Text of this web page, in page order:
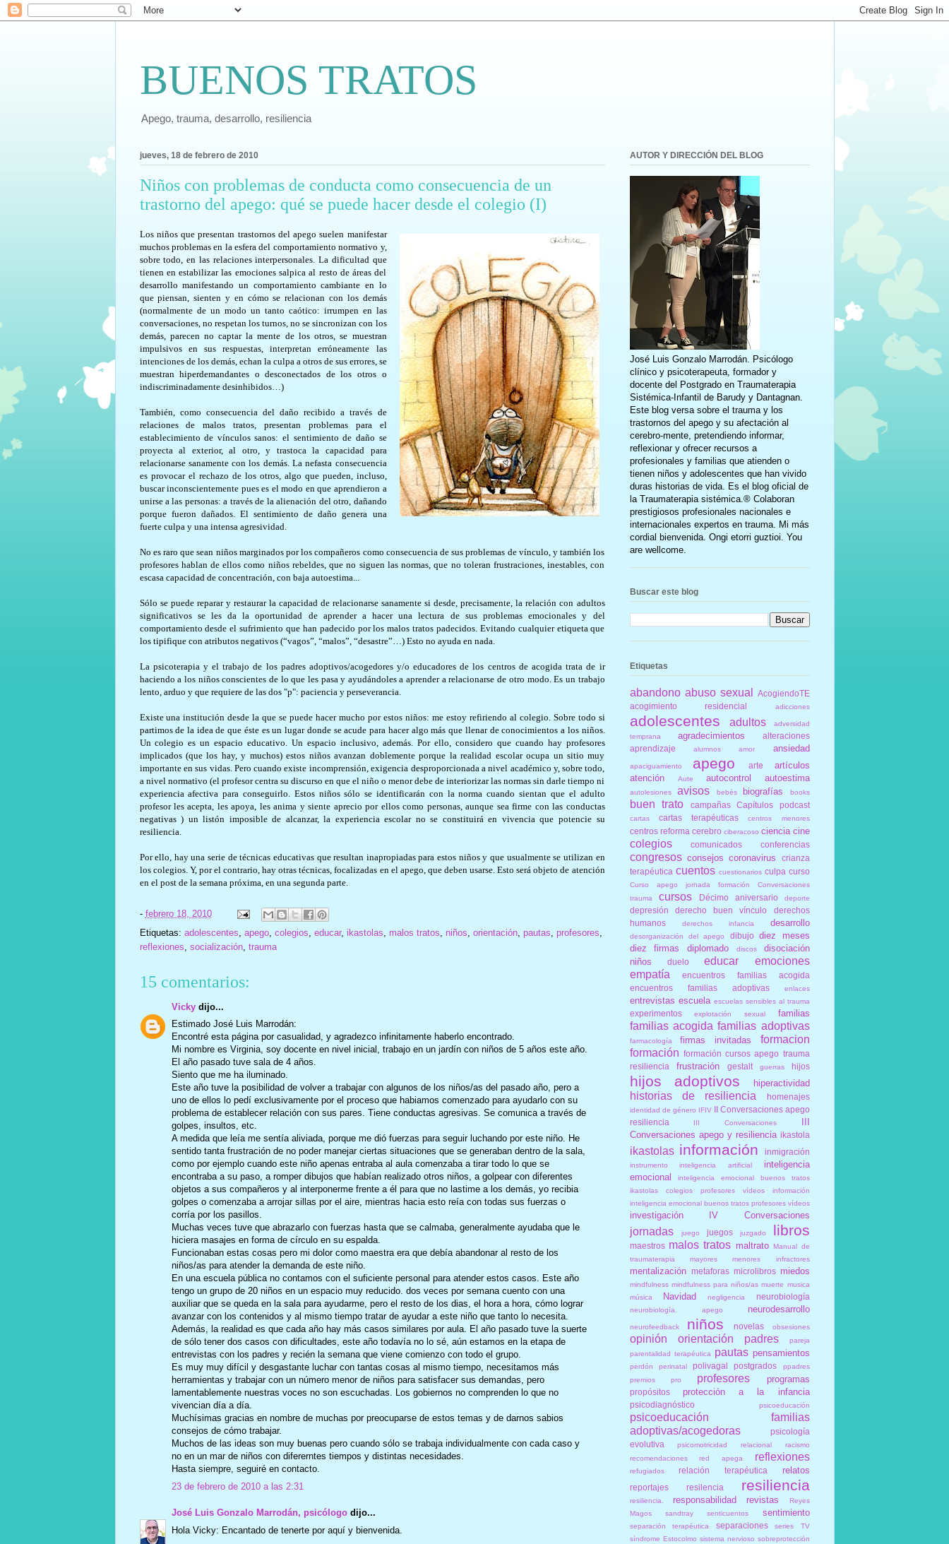
BUENOS TRATOS
Apego, trauma, desarrollo, resiliencia
jueves, 18 de febrero de 2010
Niños con problemas de conducta como consecuencia de un
trastorno del apego: qué se puede hacer desde el colegio (I)
Los niños que presentan trastornos del apego suelen manifestar
muchos problemas en la esfera del comportamiento normativo y,
sobre todo, en las relaciones interpersonales. La dificultad que
tienen en estabilizar las emociones salpica al resto de áreas del
desarrollo manifestando un comportamiento cambiante en lo
que piensan, sienten y en cómo se relacionan con los demás
(normalmente de un modo un tanto caótico: irrumpen en las
conversaciones, no respetan los turnos, no se sincronizan con los
demás, parecen no captar la mente de los otros, se muestran
impulsivos en sus respuestas, interpretan erróneamente las
intenciones de los demás, echan la culpa a otros de sus errores, se
muestran hiperdemandantes o desconectados de los otros o
indiscriminadamente desinhibidos…)
También, como consecuencia del daño recibido a través de
relaciones de malos tratos, presentan problemas para el
establecimiento de vínculos sanos: el sentimiento de daño se
proyecta al exterior, al otro, y trastoca la capacidad para
relacionarse sanamente con los demás. La nefasta consecuencia
es provocar el rechazo de los otros, algo que pueden, incluso,
buscar inconscientemente pues es el modo en que aprendieron a
unirse a las personas: a través de la alienación del otro, dañando
porque fueron dañados. El sentimiento de daño genera una
fuerte culpa y una intensa agresividad.
No es raro que sean niños marginados por los compañeros como consecuencia de sus problemas de vínculo, y también los
profesores hablan de ellos como niños rebeldes, que no siguen las normas, que no toleran frustraciones, inestables, con
escasa capacidad de concentración, con baja autoestima...
Sólo se puede reparar y restaurar la capacidad de relacionarse sanamente si desde, precisamente, la relación con adultos
significativos se les da la oportunidad de aprender a hacer una lectura de sus problemas emocionales y del
comportamiento desde el sufrimiento que han padecido por los malos tratos padecidos. Evitando cualquier etiqueta que
los tipifique con atributos negativos (“vagos”, “malos”, “desastre”…) Esto no ayuda en nada.
La psicoterapia y el trabajo de los padres adoptivos/acogedores y/o educadores de los centros de acogida trata de ir
haciendo a los niños conscientes de lo que les pasa y ayudándoles a aprender a relacionarse de otro modo. Es un trabajo
lento, arduo y que requiere de las dos "p": paciencia y perseverancia.
Existe una institución desde la que se puede hacer mucho por estos niños: me estoy refiriendo al colegio. Sobre todo si
partimos de la idea de que éste es un lugar donde se acude para hacer algo más que llenar de conocimientos a los niños.
Un colegio es un espacio educativo. Un espacio inclusivo, además. Por ello, considero que cuando hay profesores
implicados (que los hay, y muchos) estos niños avanzan doblemente porque la realidad escolar ocupa un sitio muy
importante en sus vidas. Pero cuando existe incomprensión, exigencia desproporcionada a nivel académico y, sobre todo,
a nivel normativo (el profesor centra su discurso en que el niño o menor debe de interiorizar las normas sin darle tiempo ni
experiencia afectiva para conseguirlo. Estos niños sólo se identificarán con la norma cuando sientan que el adulto
profesor les acepta, les apoya, les anima y siente aprecio por ellos como personas, aunque sea firme con las conductas
negativas ) un listón imposible de alcanzar, la experiencia escolar no se constituirá en vivencia que potencie su
resiliencia.
Por ello, hay una serie de técnicas educativas que resultan inapropiadas para estos niños y que usualmente se utilizan en
los colegios. Y, por el contrario, hay otras técnicas, focalizadas en el apego, que deben usarse. Esto será objeto de atención
en el post de la semana próxima, en una segunda parte.
- febrero 18, 2010
Etiquetas: adolescentes apego, colegios educar, ikastolas malos tratos niños orientación, pautas profesores
reflexiones socialización, trauma
15 comentarios:
Vickydijo...
Estimado José Luis Marrodán:
Encontré esta página por casualidad, y agradezco infinitamente haberlo encontrado.
Mi nombre es Virginia, soy docente en nivel inicial, trabajo en un jardín con niños de 5 años este año.
El año pasado tuve sala de 4 años.
Siento que me ha iluminado.
Este año tuve la posibilidad de volver a trabajar con algunos de los niños/as del pasado año, pero a
uno de ellos lo pedí exclusivamente por el proceso que habiamos comenzado para ayudarlo con su
problema de establecer relación con sus pares. Tiene conductas agresivas. Se comunica a través de
golpes, insultos, etc.
A medida que leía me sentía aliviada, porque me dió fuerzas para seguir luchando por este niño. He
sentido tanta frustración de no poder manejar ciertas situaciones que se generaban dentro de la sala,
como por ejemplo cuando este niño apenas entraba al aula comenzaba a tirar todo lo que se
encontraba a su paso, a romper dibujos que habían realizado otros niños, a golpear con diferentes
objetos a sus compañeros y al interponerme frente a él para que no lastime a los demás, yo recibia
golpes o comenzaba a arrojar sillas por el aire, mientras hacia esto reía con todas sus fuerzas o
corría por los pasillos.
Muchas veces tuve que abrazarlo con fuerzas hasta que se calmaba, generalmente ayudaba que le
hiciera masajes en forma de círculo en su espalda.
Funcionaban estas cosas pero mi dolor como maestra era que debía abandonar al resto de los
niños/as para atender la demanda de este niño.
En una escuela pública no contamos con el suficiente personal para atender estos casos. Este año
tengo un grupo de 20 niños en un espacio muy reducido. dos veces por semana cuento con una
auxiliar que se queda en la sala para ayudarme, pero el resto de los dias, el hora a hora, cómo lograr
avanzar con los contenidos y al mismo tiempo tratar de ayudar a este niño que tanto lo necesita.
Además, la realidad es que cada año hay más casos similares por aula. El año pasado tuve la suerte
de sólo tener dos casos con dificultades, este año todavía no lo sé, aún estamos en la etapa de
entrevistas con los padres y recién la semana que viene comienzo con todo el grupo.
Es muy muy difícil y desgastante luchar con tantas cosas al mismo tiempo, necesitamos más
herramientas y trabajar con un número menor de niños para satisfacer sus demandas, pero
lamentablemente nuestras voces no son escuchadas. Los gobiernos no comprenden lo que no
vivencian día a día.
Muchísimas gracias en nombre de muchas por preocuparse de estos temas y de darnos sabios
consejos de cómo trabajar.
Muchos de las ideas son muy buenas pero cuando sólo se trabaja individualmente con cada caso y
no en un mar de niños con difererntes tiempos y distintas necesidades.
Hasta siempre, seguiré en contacto.
23 de febrero de 2010 a las 2:31
José Luis Gonzalo Marrodán, psicólogodijo...
Hola Vicky: Encantado de tenerte por aquí y bienvenida.
AUTOR Y DIRECCIÓN DEL BLOG
José Luis Gonzalo Marrodán. Psicólogo
clínico y psicoterapeuta, formador y
docente del Postgrado en Traumaterapia
Sistémica-Infantil de Barudy y Dantagnan.
Este blog versa sobre el trauma y los
trastornos del apego y su afectación al
cerebro-mente, pretendiendo informar,
reflexionar y ofrecer recursos a
profesionales y familias que atienden o
tienen niños y adolescentes que han vivido
duras historias de vida. Es el blog oficial de
la Traumaterapia sistémica.® Colaboran
prestigiosos profesionales nacionales e
internacionales expertos en trauma. Mi más
cordial bienvenida. Ongi etorri guztioi. You
are wellcome.
Buscar este blog
Etiquetas
abandono abuso sexual
AcogiendoTE
acogimiento residencial
adicciones
adolescentes adultos
adversidad
temprana
agradecimientos
alteraciones
aprendizaje
alumnos amor ansiedad
apaciguamiento apego arte
artículos
atención
Aute autocontrol autoestima
autolesiones avisos bebés biografías books
buen trato campañas Capítulos podcast
cartas cartas terapéuticas centros menores
centros reforma cerebro ciberacoso ciencia cine
colegios comunicados conferencias
congresos consejos coronavirus
crianza
terapéutica cuentos cuestionarios culpa curso
Curso apego jornada formación Conversaciones
trauma
cursos Décimo aniversario deporte
depresión derecho buen vínculo
derechos
humanos
derechos infancia desarrollo
desorganización del apego dibujo diez meses
diez firmas
diplomado discos
disociación
niños
duelo educar
emociones
empatía
encuentros familias acogida
encuentros familias adoptivas
enlaces
entrevistas escuela escuelas sensibles al trauma
experimentos explotación sexual familias
familias acogida familias adoptivas
farmacología firmas invitadas
formacion
formación formación cursos apego trauma
resiliencia
frustración gestalt guerras hijos
hijos adoptivos hiperactividad
historias de resiliencia homenajes
identidad de género IFIV II Conversaciones apego
resiliencia
III Conversaciones
III
Conversaciones apego y resiliencia ikastola
ikastolas información inmigración
instrumento inteligencia artificial
inteligencia
emocional
inteligencia emocional buenos tratos
ikastolas colegios profesores vídeos información
inteligencia emocional buenos tratos profesores vídeos
investigación IV Conversaciones
jornadas juego juegos juzgado libros
maestros malos tratos maltrato Manual de
traumaterapia
mayores menores infractores
mentalización metaforas microlibros miedos
mindfulness mindfulness para niños/as muerte musica
música
Navidad negligencia neurobiología
neurobiología. apego neurodesarrollo
neurofeedback niños novelas obsesiones
opinión orientación padres
pareja
parentalidad terapéutica
pautas pensamientos
perdón perinatal polivagal postgrados
ppadres
premios
pro profesores programas
propósitos protección a la infancia
psicodiagnóstico psicoeducación
psicoeducación familias
adoptivas/acogedoras
psicología
evolutiva
psicomotricidad relacional
racismo
recomendaciones
red apega reflexiones
refugiados relación terapéutica relatos
reportajes resilencia resiliencia
resiliencia. responsabilidad revistas
Reyes
Magos
sandtray senticuentos sentimiento
separación terapéutica separaciones
series TV
síndrome Estocolmo sistema nervioso sobreprotección